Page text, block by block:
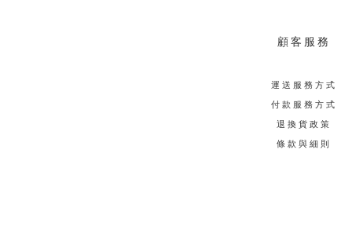
顧客服務
運送服務方式
付款服務方式
退換貨政策
條款與細則